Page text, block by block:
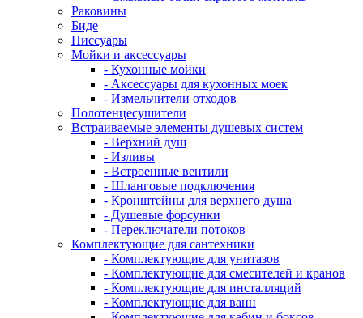
Раковины
Биде
Писсуары
Мойки и аксессуары
- Кухонные мойки
- Аксессуары для кухонных моек
- Измельчители отходов
Полотенцесушители
Встраиваемые элементы душевых систем
- Верхний душ
- Изливы
- Встроенные вентили
- Шланговые подключения
- Кронштейны для верхнего душа
- Душевые форсунки
- Переключатели потоков
Комплектующие для сантехники
- Комплектующие для унитазов
- Комплектующие для смесителей и кранов
- Комплектующие для инсталляций
- Комплектующие для ванн